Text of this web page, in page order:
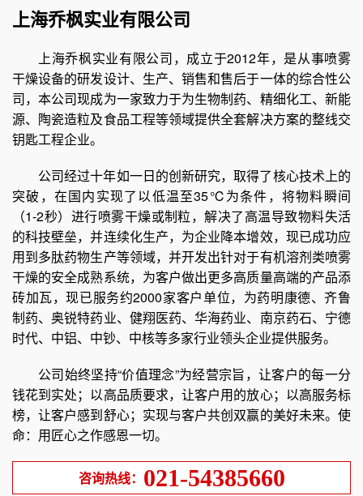
上海乔枫实业有限公司
上海乔枫实业有限公司，成立于2012年，是从事喷雾
干燥设备的研发设计、生产、销售和售后于一体的综合性公
司，本公司现成为一家致力于为生物制药、精细化工、新能
源、陶瓷造粒及食品工程等领域提供全套解决方案的整线交
钥匙工程企业。
公司经过十年如一日的创新研究，取得了核心技术上的
突破，在国内实现了以低温至35℃为条件，将物料瞬间
（1-2秒）进行喷雾干燥或制粒，解决了高温导致物料失活
的科技壁垒，并连续化生产，为企业降本增效，现已成功应
用到多肽药物生产等领域，并开发出针对于有机溶剂类喷雾
干燥的安全成熟系统，为客户做出更多高质量高端的产品添
砖加瓦，现已服务约2000家客户单位，为药明康德、齐鲁
制药、奥锐特药业、健翔医药、华海药业、南京药石、宁德
时代、中铝、中钞、中核等多家行业领头企业提供服务。
公司始终坚持“价值理念”为经营宗旨，让客户的每一分
钱花到实处；以高品质要求，让客户用的放心；以高服务标
榜，让客户感到舒心；实现与客户共创双赢的美好未来。使
命：用匠心之作感恩一切。
咨询热线： 021-54385660